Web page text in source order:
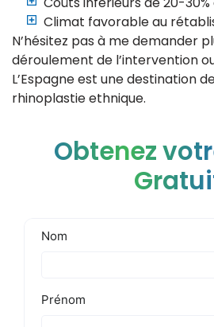
Climat favorable au
N’hésitez pas à me demander
déroulement de l’intervention
L’Espagne est une destination
rhinoplastie ethnique.
Obtenez